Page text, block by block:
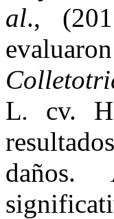
al.,
evaluaron
L. cv.
daños.